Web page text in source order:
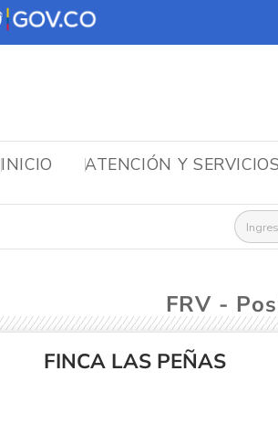
INICIO ATENCIÓN Y
FRV -
FINCA LAS PEÑAS